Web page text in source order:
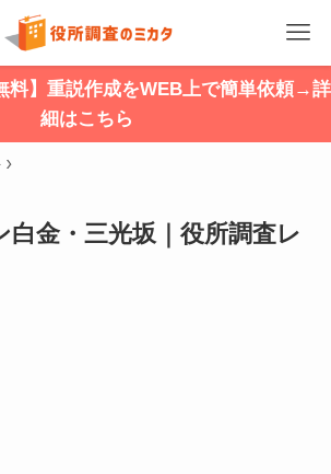
料】重説作成をWEB上で簡単依頼→詳
細はこちら
白金・三光坂｜役所調査レ